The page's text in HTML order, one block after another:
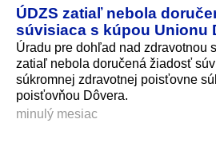
ÚDZS zatiaľ nebola
súvisiaca s kúpou Unionu
Úradu pre dohľad nad zdravotnou
zatiaľ nebola doručená žiadosť
súkromnej zdravotnej poisťovne
poisťovňou Dôvera.
minulý mesiac